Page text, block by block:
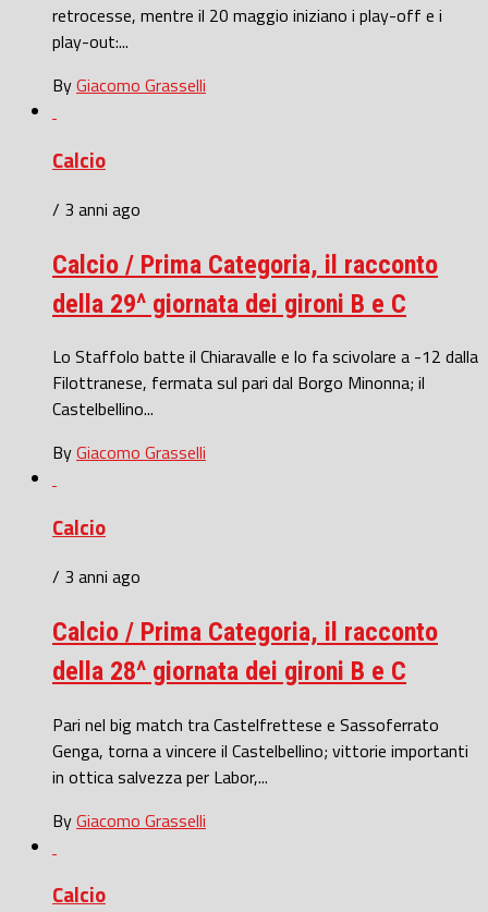
retrocesse, mentre il 20 maggio iniziano i play-off e i
play-out:...
ByGiacomo Grasselli
Calcio
/ 3 anni ago
Calcio / Prima Categoria, il racconto
della 29^ giornata dei gironi B e C
Lo Staffolo batte il Chiaravalle e lo fa scivolare a -12 dalla
Filottranese, fermata sul pari dal Borgo Minonna; il
Castelbellino...
ByGiacomo Grasselli
Calcio
/ 3 anni ago
Calcio / Prima Categoria, il racconto
della 28^ giornata dei gironi B e C
Pari nel big match tra Castelfrettese e Sassoferrato
Genga, torna a vincere il Castelbellino; vittorie importanti
in ottica salvezza per Labor,...
ByGiacomo Grasselli
Calcio